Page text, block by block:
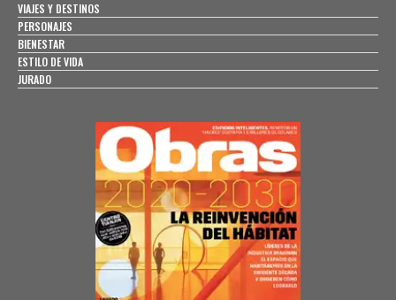
VIAJES Y DESTINOS
PERSONAJES
BIENESTAR
ESTILO DE VIDA
JURADO